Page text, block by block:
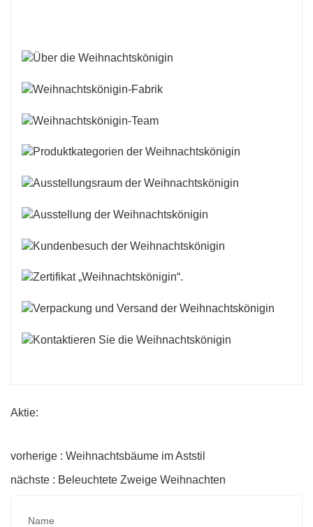
Aktie:
vorherige : Weihnachtsbäume im Aststil
nächste : Beleuchtete Zweige Weihnachten
Name